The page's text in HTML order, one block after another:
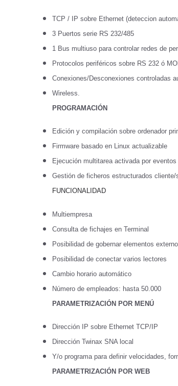
I
d
e
n
t
i
f
c
a
c
i
o
d
e
p
e
r
s
o
TCP / IP sobre Ethernet (deteccion
3 Puertos serie RS 232/485
1 Bus multiuso para controlar redes de
Protocolos periféricos sobre RS 232 ó
Conexiones/Desconexiones controladas
Wireless.
PROGRAMACIÓN
Edición y compilación sobre ordenador
Firmware basado en Linux actualizable
Ejecución multitarea activada por eventos
Gestión de ficheros estructurados
FUNCIONALIDAD
Multiempresa
Consulta de fichajes en Terminal
Posibilidad de gobernar elementos
Posibilidad de conectar varios lectores
Cambio horario automático
Número de empleados: hasta 50.000
PARAMETRIZACIÓN POR MENÚ
Dirección IP sobre Ethernet TCP/IP
Dirección Twinax SNA local
Y/o programa para definir velocidades,
PARAMETRIZACIÓN POR WEB